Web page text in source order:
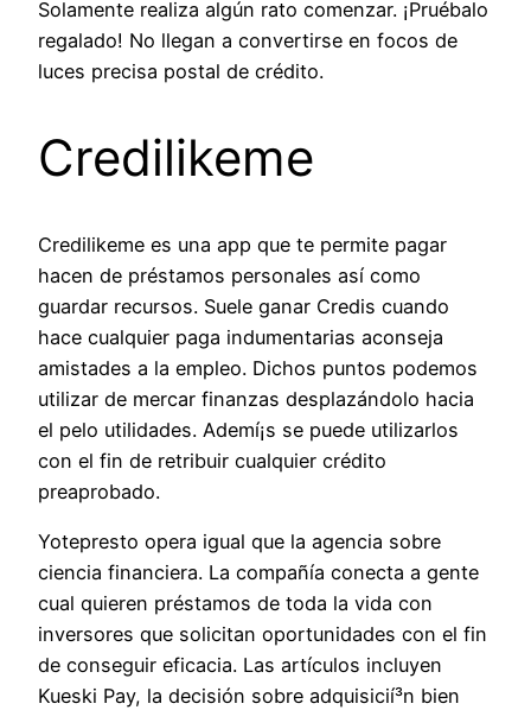
Solamente realiza algún rato comenzar. ¡Pruébalo
regalado! No llegan a convertirse en focos de
luces precisa postal de crédito.
Credilikeme
Credilikeme es una app que te permite pagar
hacen de préstamos personales así­ como
guardar recursos. Suele ganar Credis cuando
hace cualquier paga indumentarias aconseja
amistades a la empleo. Dichos puntos podemos
utilizar de mercar finanzas desplazándolo hacia
el pelo utilidades. Ademí¡s se puede utilizarlos
con el fin de retribuir cualquier crédito
preaprobado.
Yotepresto opera igual que la agencia sobre
ciencia financiera. La compañía conecta a gente
cual quieren préstamos de toda la vida con
inversores que solicitan oportunidades con el fin
de conseguir eficacia. Las artículos incluyen
Kueski Pay, la decisión sobre adquisicií³n bien